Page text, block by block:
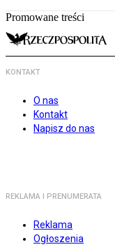
Promowane treści
KONTAKT
O nas
Kontakt
Napisz do nas
REKLAMA I PRENUMERATA
Reklama
Ogłoszenia